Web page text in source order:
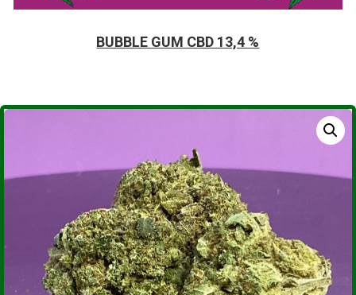
BUBBLE GUM CBD 13,4 %